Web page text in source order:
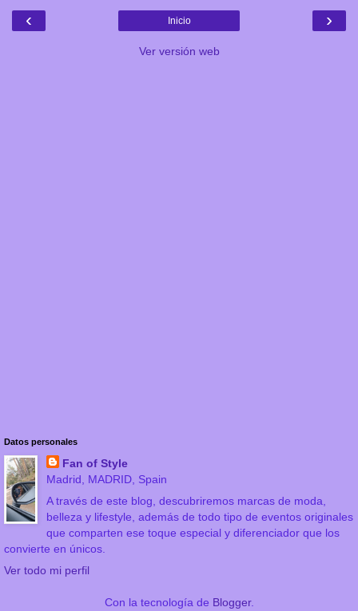
‹ ›
Inicio
Ver versión web
Datos personales
Fan of Style
Madrid, MADRID, Spain
A través de este blog, descubriremos marcas de moda,
belleza y lifestyle, además de todo tipo de eventos originales
que comparten ese toque especial y diferenciador que los
convierte en únicos.
Ver todo mi perfil
Con la tecnología de Blogger.